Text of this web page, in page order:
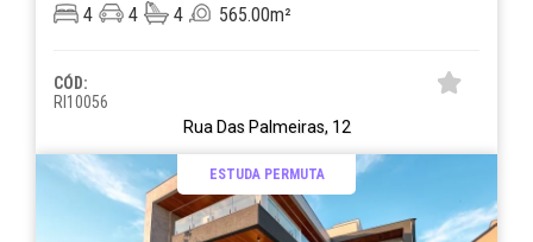
4
4 4 565.00m²
CÓD:
RI10056
Rua Das Palmeiras, 12
ESTUDA PERMUTA